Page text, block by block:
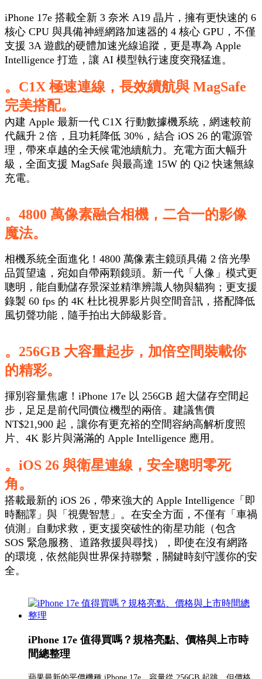
iPhone 17e 搭載全新 3 奈米 A19 晶片，擁有更快速的 6
核心 CPU 與具備神經網路加速器的 4 核心 GPU，不僅
支援 3A 遊戲的硬體加速光線追蹤，更是專為 Apple
Intelligence 打造，讓 AI 模型執行速度突飛猛進。
。C1X 極速連線，長效續航與 MagSafe
完美搭配。
內建 Apple 最新一代 C1X 行動數據機系統，網速較前
代飆升 2 倍，且功耗降低 30%，結合 iOS 26 的電源管
理，帶來卓越的全天候電池續航力。充電方面大幅升
級，全面支援 MagSafe 與最高達 15W 的 Qi2 快速無線
充電。
。4800 萬像素融合相機，二合一的影像
魔法。
相機系統全面進化！4800 萬像素主鏡頭具備 2 倍光學
品質望遠，宛如自帶兩顆鏡頭。新一代「人像」模式更
聰明，能自動儲存景深並精準辨識人物與貓狗；更支援
錄製 60 fps 的 4K 杜比視界影片與空間音訊，搭配降低
風切聲功能，隨手拍出大師級影音。
。256GB 大容量起步，加倍空間裝載你
的精彩。
揮別容量焦慮！iPhone 17e 以 256GB 超大儲存空間起
步，足足是前代同價位機型的兩倍。建議售價
NT$21,900 起，讓你有更充裕的空間容納高解析度照
片、4K 影片與滿滿的 Apple Intelligence 應用。
。iOS 26 與衛星連線，安全聰明零死
角。
搭載最新的 iOS 26，帶來強大的 Apple Intelligence「即
時翻譯」與「視覺智慧」。在安全方面，不僅有「車禍
偵測」自動求救，更支援突破性的衛星功能（包含
SOS 緊急服務、道路救援與尋找），即使在沒有網路
的環境，依然能與世界保持聯繫，關鍵時刻守護你的安
全。
iPhone 17e 值得買嗎？規格亮點、價格與上市時
間總整理